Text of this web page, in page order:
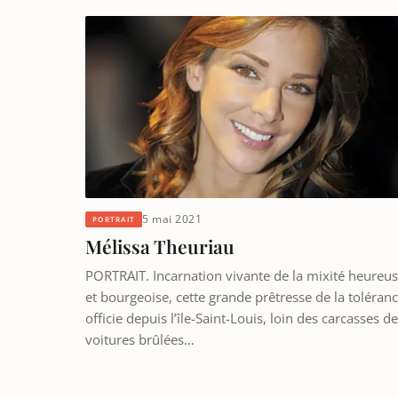
PORTRAIT 5 mai 2021
Mélissa Theuriau
PORTRAIT. Incarnation vivante de la mixité
et bourgeoise, cette grande prêtresse de la
officie depuis l’île-Saint-Louis, loin des carcasses de
voitures brûlées…